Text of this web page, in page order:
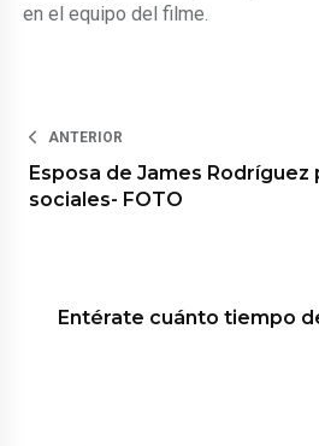
en el equipo del filme.
ANTERIOR
Esposa de James Rodríguez
sociales- FOTO
Entérate cuánto tiempo